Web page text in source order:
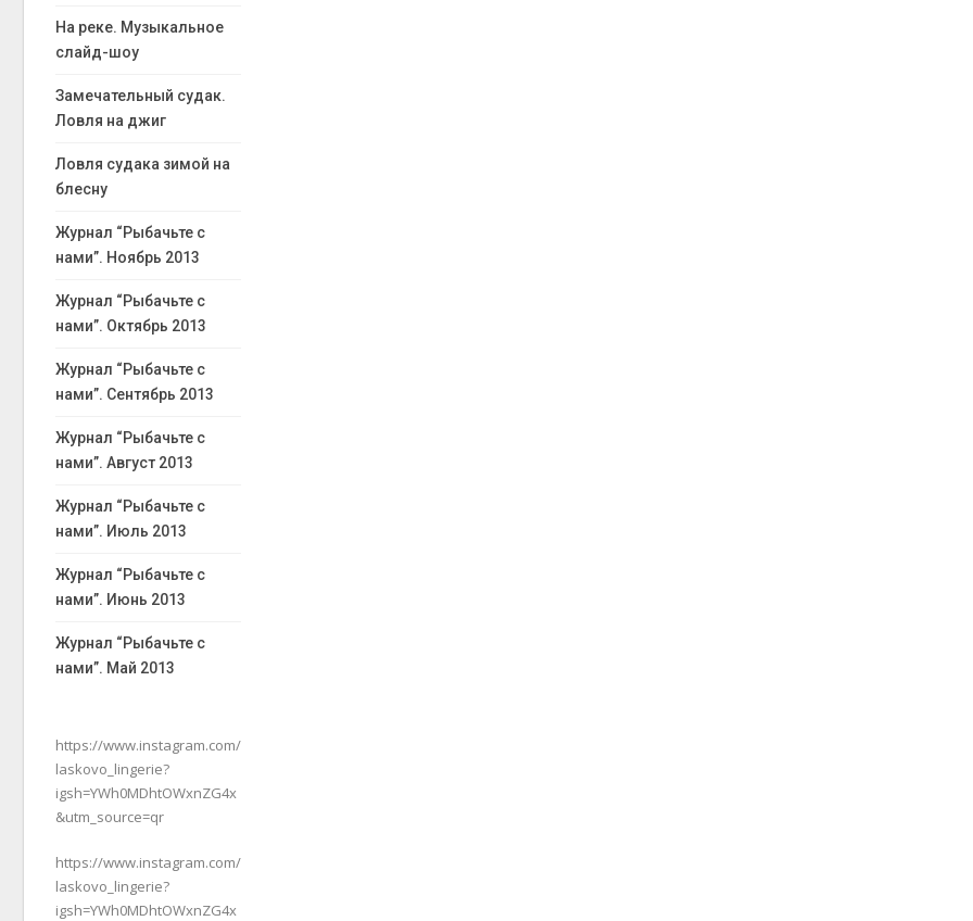
На реке. Музыкальное
слайд-шоу
Замечательный судак.
Ловля на джиг
Ловля судака зимой на
блесну
Журнал “Рыбачьте с
нами”. Ноябрь 2013
Журнал “Рыбачьте с
нами”. Октябрь 2013
Журнал “Рыбачьте с
нами”. Сентябрь 2013
Журнал “Рыбачьте с
нами”. Август 2013
Журнал “Рыбачьте с
нами”. Июль 2013
Журнал “Рыбачьте с
нами”. Июнь 2013
Журнал “Рыбачьте с
нами”. Май 2013
https://www.instagram.com/
laskovo_lingerie?
igsh=YWh0MDhtOWxnZG4x
&utm_source=qr
https://www.instagram.com/
laskovo_lingerie?
igsh=YWh0MDhtOWxnZG4x